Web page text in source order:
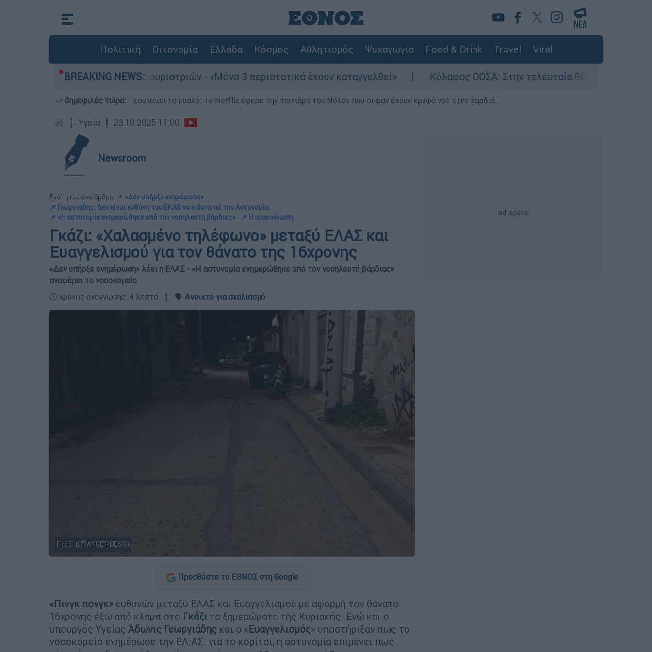
Πολιτική Οικονομία Ελλάδα Κόσμος Αθλητισμός Ψυχαγωγία Food & Drink Travel Viral
BREAKING NEWS:
τους 8 βιασμούς τουριστριών - «Μόνο 3 περιστατικά έχουν καταγγελθεί» Κόλαφος ΟΟΣΑ: Στην τελευταία θέση η Ελλάδα για το
δημοφιλές τώρα: Σου καίει το μυαλό: Το Netflix έφερε την ταινιάρα του Νόλαν που οι φαν έχουν κρυφό νο1 στην καρδιά...
┋ Υγεία ┋ 23.10.2025 11:00
Newsroom
Ενότητες στο άρθρο: 📌 «Δεν υπήρξε ενημέρωση»
📌 Γεωργιάδης: Δεν είναι ευθύνη του ΕΚΑΒ να ειδοποιεί την Αστυνομία
📌 «Η αστυνομία ενημερώθηκε από τον νοσηλευτή βάρδιας»
📌 Η ανακοίνωση:
Γκάζι: «Χαλασμένο τηλέφωνο» μεταξύ ΕΛΑΣ και
Ευαγγελισμού για τον θάνατο της 16χρονης
«Δεν υπήρξε ενημέρωση» λέει η ΕΛΑΣ - «Η αστυνομία ενημερώθηκε από τον νοσηλευτή βάρδιας»
αναφέρει το νοσοκομείο
🕛 χρόνος ανάγνωσης: 4 λεπτά ┋ 🗣️ Ανοικτό για σχολιασμό
Γκάζι (ORANGE PRESS)
Προσθέστε το ΕΘΝΟΣ στη Google
«Πινγκ πονγκ» ευθυνών μεταξύ ΕΛΑΣ και Ευαγγελισμού με αφορμή τον θάνατο
16χρονης έξω από κλαμπ στο Γκάζι τα ξημερώματα της Κυριακής. Ενώ και ο
υπουργός Υγείας Άδωνις Γεωργιάδης και ο «Ευαγγελισμός» υποστήριξαν πως το
νοσοκομείο ενημέρωσε την ΕΛ.ΑΣ. για το κορίτσι, η αστυνομία επιμένει πως